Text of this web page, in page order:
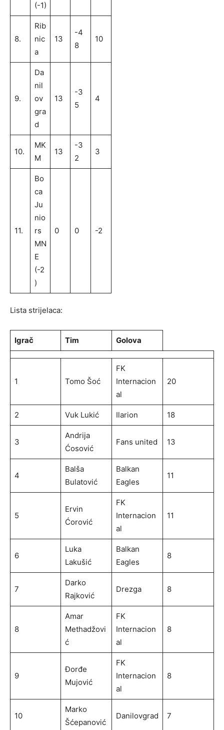
(-1)
8.
Rib
nic
a
13
-4
8
10
9.
Da
nil
ov
gra
d
13
-3
5
4
10.
MK
M
13
-3
2
3
11.
Bo
ca
Ju
nio
rs
MN
E
(-2
)
0 0 -2
Lista strijelaca:
Igrač Tim Golova
1 Tomo Šoć
FK
Internacion
al
20
2 Vuk Lukić Ilarion 18
3
Andrija
Ćosović
Fans united 13
4
Balša
Bulatović
Balkan
Eagles
11
5
Ervin
Ćorović
FK
Internacion
al
11
6
Luka
Lakušić
Balkan
Eagles
8
7
Darko
Rajković
Drezga 8
8
Amar
Methadžovi
ć
FK
Internacion
al
8
9
Đorđe
Mujović
FK
Internacion
al
8
10
Marko
Šćepanović
Danilovgrad 7